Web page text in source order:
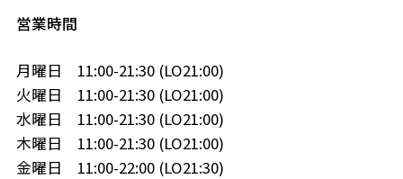
営業時間
月曜日 11:00-21:30 (LO21:00)
火曜日 11:00-21:30 (LO21:00)
水曜日 11:00-21:30 (LO21:00)
木曜日 11:00-21:30 (LO21:00)
金曜日 11:00-22:00 (LO21:30)